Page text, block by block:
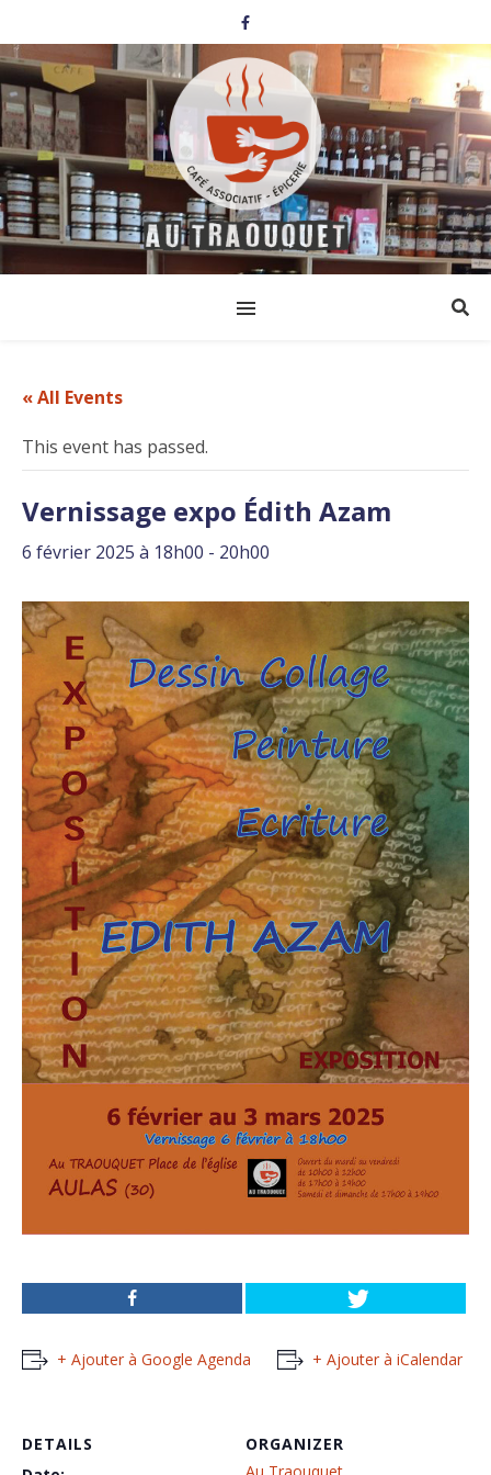
« All Events
This event has passed.
Vernissage expo Édith Azam
6 février 2025 à 18h00 - 20h00
+ Ajouter à Google Agenda + Ajouter à iCalendar
DETAILS
ORGANIZER